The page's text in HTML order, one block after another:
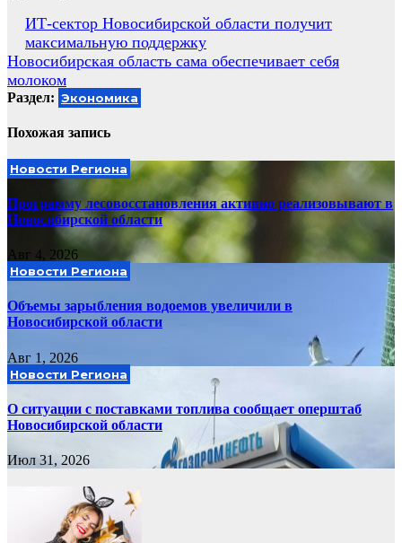
Навигация
по
записям
ИТ-сектор Новосибирской области получит
максимальную поддержку
Новосибирская область сама обеспечивает себя
молоком
Раздел: Экономика
Похожая запись
Новости Региона
Программу лесовосстановления активно реализовывают в
Новосибирской области
Авг 4, 2026
Новости Региона
Объемы зарыбления водоемов увеличили в
Новосибирской области
Авг 1, 2026
Новости Региона
О ситуации с поставками топлива сообщает оперштаб
Новосибирской области
Июл 31, 2026